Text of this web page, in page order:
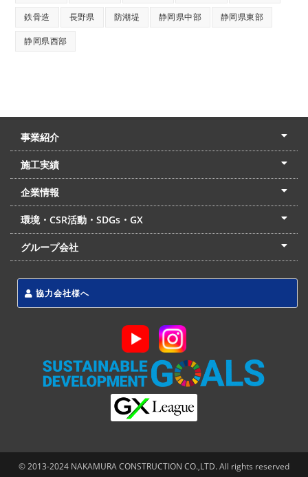
鉄骨造 長野県 防潮堤 静岡県中部 静岡県東部
静岡県西部
事業紹介
土木本部
建築本部
PPP・PFI
リフォーム・リノベーション
中村建設の家
施工実績
土木部門
建築部門
リフォーム部門
住宅部門
名古屋支店
東京支店
企業情報
会社概要
経営理念
沿革
リクルート
最新情報
お問合せ
環境・CSR活動・SDGs・GX
LSS流動化処理工法
CSR・SDGs・GX
発電事業
次世代ZEBオフィス
グループ会社
協力会社様へ
© 2013-2024 NAKAMURA CONSTRUCTION CO.,LTD. All rights reserved